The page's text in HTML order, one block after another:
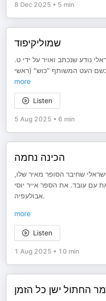
8 Dec 2025 • 5 min
שמוליקיפוד
נודע שנכתב ואויר על ידי ט.
בשם העט המשותף "כוש" (ראשי
more
Listen
5 Aug 2025 • 6 min
הכינה נחמה
שחיבר הסופר מאיר שלו,
בשנת 1990 בהוצאת עם עובד. את הספר אייר יוסי
אבולעפיה.
more
Listen
1 Aug 2025 • 10 min
החתול ישן כל הזמן